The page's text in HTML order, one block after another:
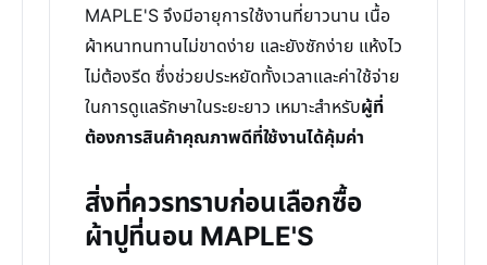
MAPLE'S จึงมีอายุการใช้งานที่ยาวนาน เนื้อ
ผ้าหนาทนทานไม่ขาดง่าย และยังซักง่าย แห้งไว
ไม่ต้องรีด ซึ่งช่วยประหยัดทั้งเวลาและค่าใช้จ่าย
ในการดูแลรักษาในระยะยาว เหมาะสำหรับผู้ที่
ต้องการสินค้าคุณภาพดีที่ใช้งานได้คุ้มค่า
สิ่งที่ควรทราบก่อนเลือกซื้อ
ผ้าปูที่นอน MAPLE'S